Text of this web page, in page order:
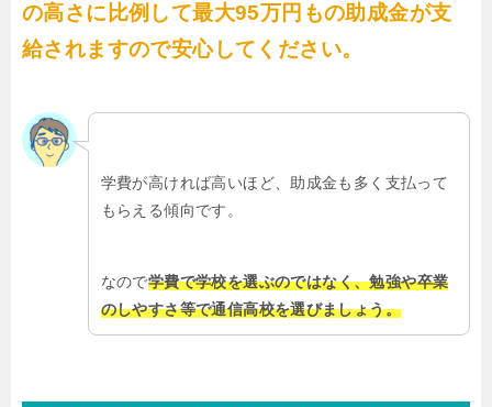
の高さに比例して最大95万円もの助成金が支
給されますので安心してください。
学費が高ければ高いほど、助成金も多く支払って
もらえる傾向です。
なので学費で学校を選ぶのではなく、勉強や卒業
のしやすさ等で通信高校を選びましょう。